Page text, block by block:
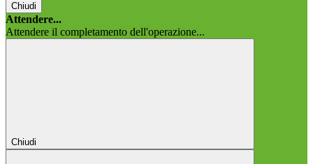
Chiudi
Attendere...
Attendere il completamento dell'operazione...
Chiudi